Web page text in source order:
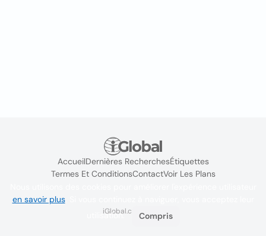
AccueilDernières RecherchesÉtiquettes
Termes Et ConditionsContactVoir Les Plans
iGlobal.co @ 2024
en savoir plus. Si vous continuez à naviguer, vous acceptez leur
utilisation.
Compris